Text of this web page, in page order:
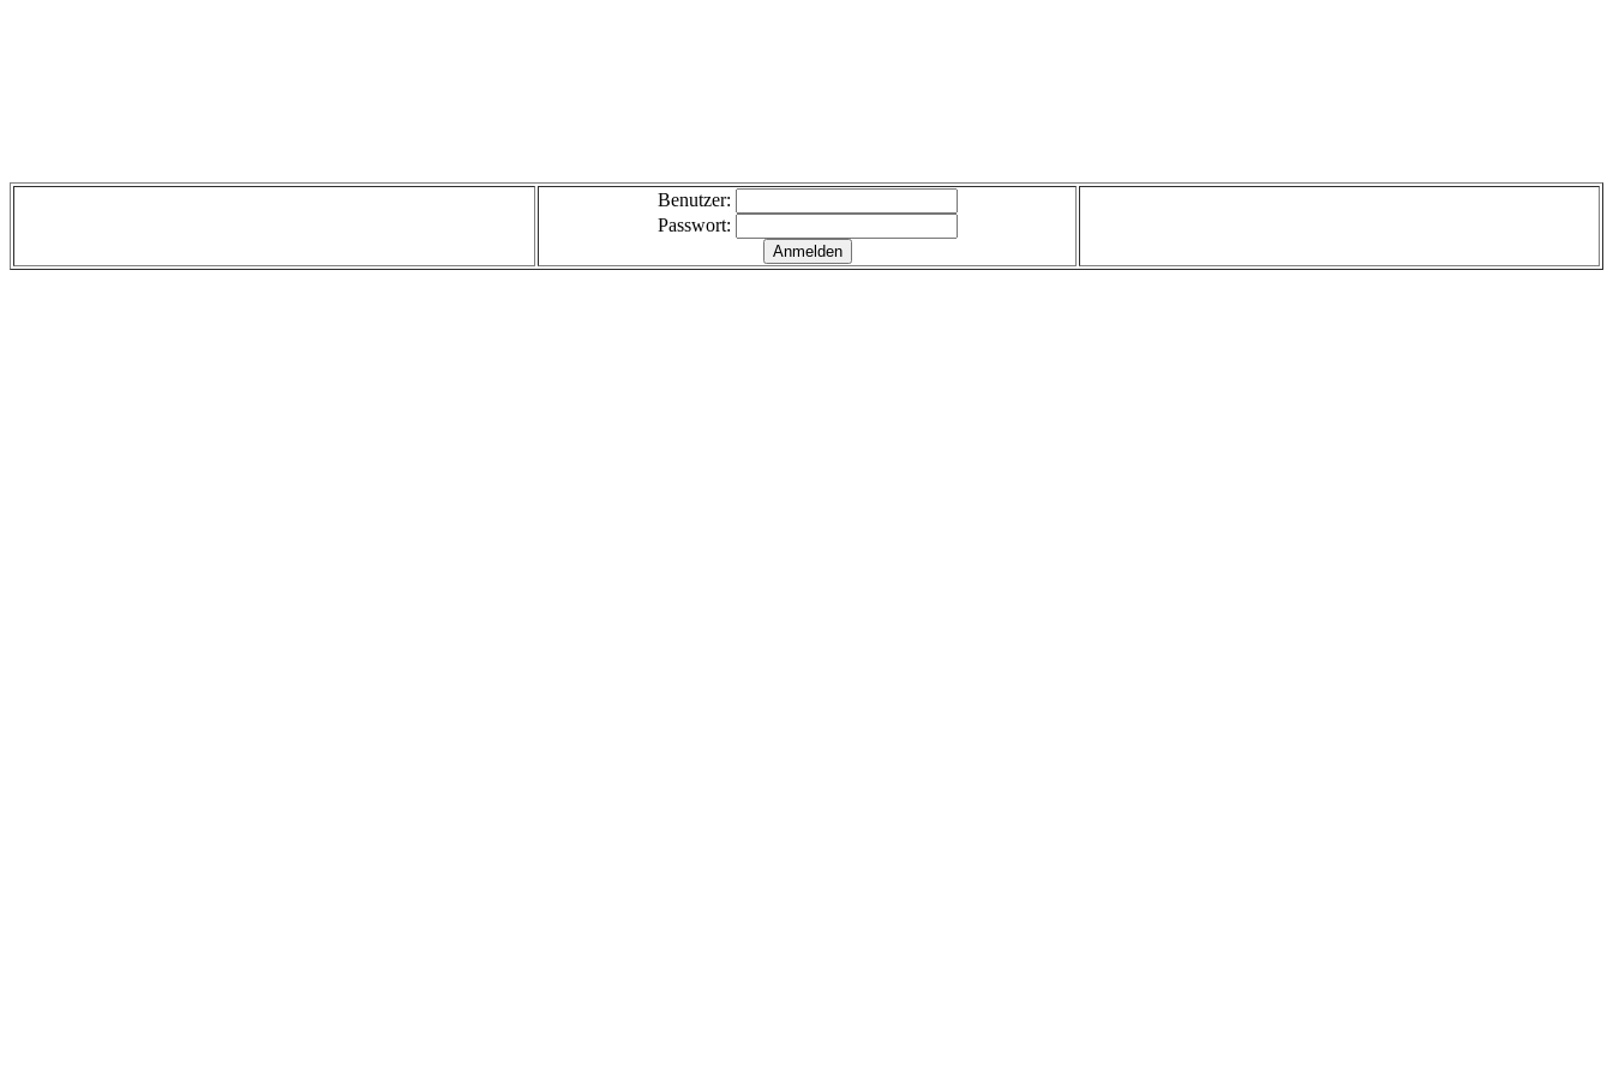
Benutzer:
Passwort: